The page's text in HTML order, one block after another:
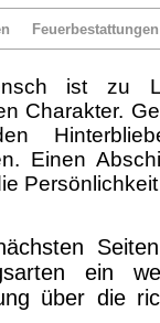
Feuerbestattungen
ist zu
Charakter.
Einen Ab
ein
über die